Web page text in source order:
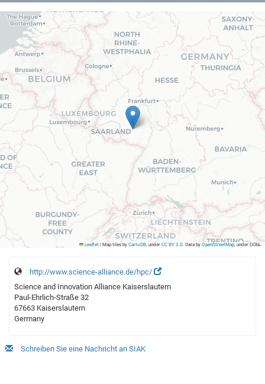
Leaflet Map tiles by CartoDB, under CC BY 3.0. Data by OpenStreetMap, under ODbL.
http://www.science-alliance.de/hpc/
Science and Innovation Alliance Kaiserslautern
Paul-Ehrlich-Straße 32
67663 Kaiserslautern
Germany
Schreiben Sie eine Nachricht an SIAK